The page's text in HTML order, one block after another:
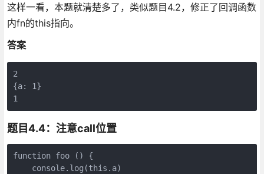
这样一看，本题就清楚多了，类似题目4.2，修正了回调函数
内fn的this指向。
答案
2
{a: 1}
题目4.4：注意call位置
function foo () {
    console.log(this.a)